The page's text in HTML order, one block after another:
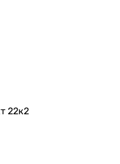
22к2